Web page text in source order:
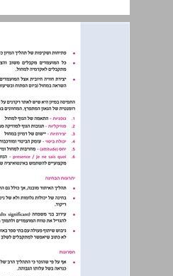
3.4. Swindon Dance ... 22